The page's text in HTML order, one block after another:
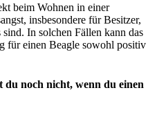
beim Wohnen in einer
insbesondere für Besitzer,
In solchen Fällen kann das
für einen Beagle sowohl positiv
du noch nicht, wenn du einen